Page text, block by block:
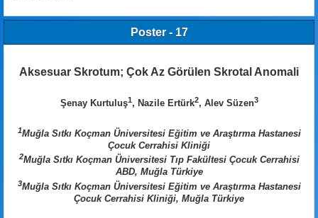
Poster - 17
Aksesuar Skrotum; Çok Az Görülen Skrotal Anomali
Şenay Kurtuluş1, Nazile Ertürk2, Alev Süzen3
1Muğla Sıtkı Koçman Üniversitesi Eğitim ve Araştırma Hastanesi
Çocuk Cerrahisi Kliniği
2Muğla Sıtkı Koçman Üniversitesi Tıp Fakültesi Çocuk Cerrahisi
ABD, Muğla Türkiye
3Muğla Sıtkı Koçman Üniversitesi Eğitim ve Araştırma Hastanesi
Çocuk Cerrahisi Kliniği, Muğla Türkiye